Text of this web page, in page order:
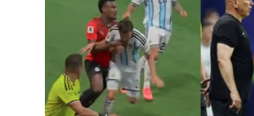
Special Story
Business